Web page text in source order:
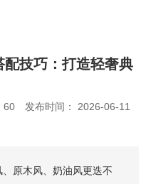
配技巧：打造轻奢典
60 发布时间： 2026-06-11
原木风、奶油风更迭不